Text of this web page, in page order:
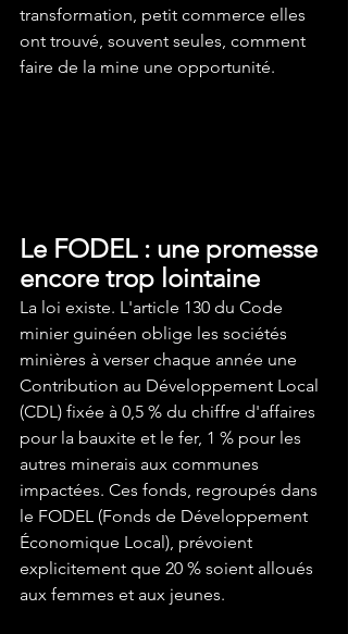
transformation, petit commerce elles
ont trouvé, souvent seules, comment
faire de la mine une opportunité.
Le FODEL : une promesse
encore trop lointaine
La loi existe. L'article 130 du Code
minier guinéen oblige les sociétés
minières à verser chaque année une
Contribution au Développement Local
(CDL) fixée à 0,5 % du chiffre d'affaires
pour la bauxite et le fer, 1 % pour les
autres minerais aux communes
impactées. Ces fonds, regroupés dans
le FODEL (Fonds de Développement
Économique Local), prévoient
explicitement que 20 % soient alloués
aux femmes et aux jeunes.